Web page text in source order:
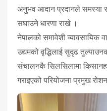
अनुभव आदान प्रदानले समस्या
सघाउने धारणा राखे ।
नेपालको समावेशी व्यावसायिक
उद्यमको वृद्धिलाई सुदृढ
संचालनकै सिलसिलामा
गराइएको परियोजना प्रमुख